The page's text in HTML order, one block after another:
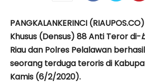
PANGKALANKERINCI
Khusus (Densus) 88 Anti Teror di-
Riau dan Polres Pelalawan
seorang terduga teroris di
Kamis (6/2/2020).